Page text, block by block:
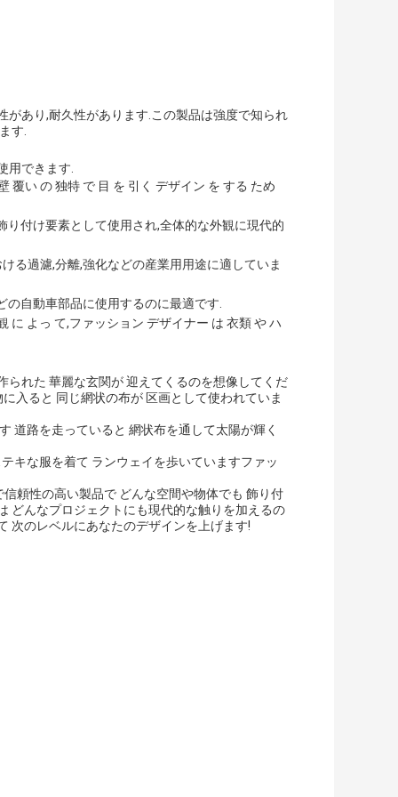
あり,耐久性があります.この製品は強度で知られ
す.
用できます.
覆い の 独特 で 目 を 引く デザイン を する ため
付け要素として使用され,全体的な外観に現代的
る過濾,分離,強化などの産業用用途に適していま
の自動車部品に使用するのに最適です.
に よっ て,ファッション デザイナー は 衣類 や ハ
れた 華麗な玄関が 迎えてくるのを想像してくだ
入ると 同じ網状の布が 区画として使われていま
道路を走っていると 網状布を通して太陽が輝く
キな服を着て ランウェイを歩いていますファッ
頼性の高い製品で どんな空間や物体でも 飾り付
どんなプロジェクトにも現代的な触りを加えるの
次のレベルにあなたのデザインを上げます!